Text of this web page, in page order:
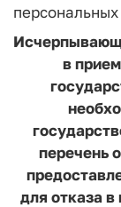
в
перечень
для отказа в